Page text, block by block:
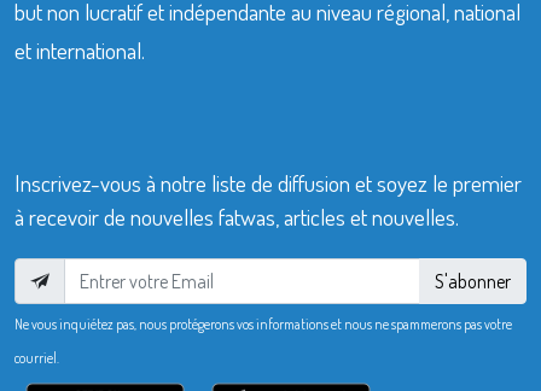
but non lucratif et indépendante au niveau régional, national
et international.
Inscrivez-vous à notre liste de diffusion et soyez le premier
à recevoir de nouvelles fatwas, articles et nouvelles.
S'abonner
Ne vous inquiétez pas, nous protégerons vos informations et nous ne spammerons pas votre
courriel.